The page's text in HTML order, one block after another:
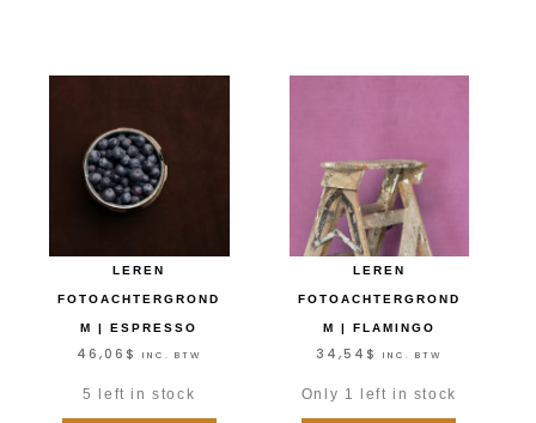
LEREN
FOTOACHTERGROND
M | ESPRESSO
46,06 $ INC. BTW
5 left in stock
LEREN
FOTOACHTERGROND
M | FLAMINGO
34,54 $ INC. BTW
Only 1 left in stock